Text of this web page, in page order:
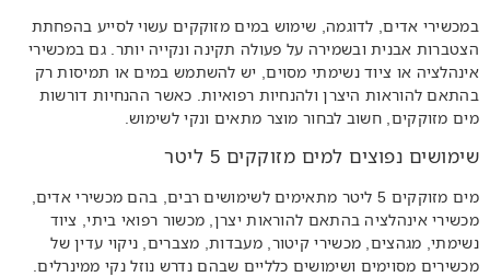
במכשירי אדים, לדוגמה, שימוש במים מזוקקים עשוי לסייע בהפחתת
הצטברות אבנית ובשמירה על פעולה תקינה ונקייה יותר. גם במכשירי
אינהלציה או ציוד נשימתי מסוים, יש להשתמש במים או תמיסות רק
בהתאם להוראות היצרן ולהנחיות רפואיות. כאשר ההנחיות דורשות
מים מזוקקים, חשוב לבחור מוצר מתאים ונקי לשימוש.
שימושים נפוצים למים מזוקקים 5 ליטר
מים מזוקקים 5 ליטר מתאימים לשימושים רבים, בהם מכשירי אדים,
מכשירי אינהלציה בהתאם להוראות יצרן, מכשור רפואי ביתי, ציוד
נשימתי, מגהצים, מכשירי קיטור, מעבדות, מצברים, ניקוי עדין של
מכשירים מסוימים ושימושים כלליים שבהם נדרש נוזל נקי ממינרלים.